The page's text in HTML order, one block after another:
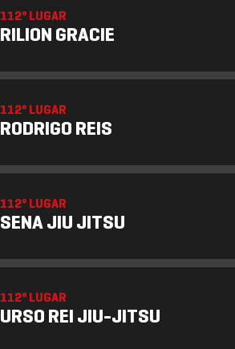
112º LUGAR
RILION GRACIE
112º LUGAR
RODRIGO REIS
112º LUGAR
SENA JIU JITSU
112º LUGAR
URSO REI JIU-JITSU